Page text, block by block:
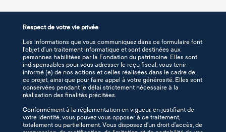
Respect de votre vie privée
Les informations que vous communiquez dans ce formulaire font
l’objet d’un traitement informatique et sont destinées aux
personnes habilitées par la Fondation du patrimoine. Elles sont
indispensables pour vous adresser le reçu fiscal, vous tenir
informé (e) de nos actions et celles réalisées dans le cadre de
ce projet, ainsi que pour faire appel à votre générosité. Elles sont
conservées pendant le délai strictement nécessaire à la
réalisation des finalités précitées.
Conformément à la réglementation en vigueur, en justifiant de
votre identité, vous pouvez vous opposer à ce traitement,
totalement ou partiellement. Vous disposez d'un droit d’accès, de